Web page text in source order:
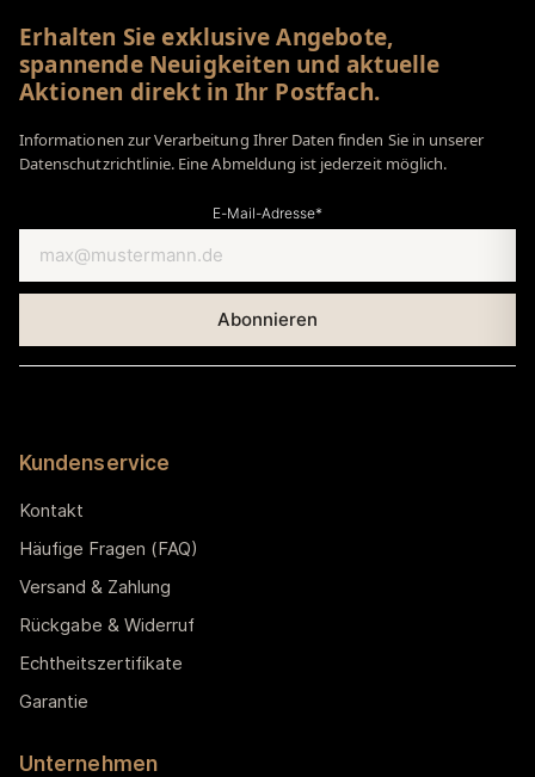
Erhalten Sie exklusive Angebote,
spannende Neuigkeiten und aktuelle
Aktionen direkt in Ihr Postfach.
Informationen zur Verarbeitung Ihrer Daten finden Sie in unserer
Datenschutzrichtlinie. Eine Abmeldung ist jederzeit möglich.
E-Mail-Adresse*
Kundenservice
Kontakt
Häufige Fragen (FAQ)
Versand & Zahlung
Rückgabe & Widerruf
Echtheitszertifikate
Garantie
Unternehmen